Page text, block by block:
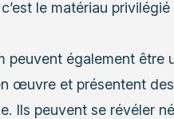
le matériau
peuvent également
œuvre et présentent
. Ils peuvent se révéler